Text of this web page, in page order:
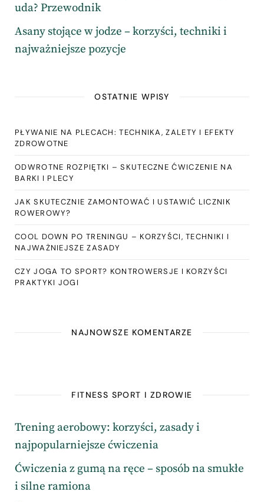
uda? Przewodnik
Asany stojące w jodze – korzyści, techniki i
najważniejsze pozycje
OSTATNIE WPISY
PŁYWANIE NA PLECACH: TECHNIKA, ZALETY I EFEKTY
ZDROWOTNE
ODWROTNE ROZPIĘTKI – SKUTECZNE ĆWICZENIE NA
BARKI I PLECY
JAK SKUTECZNIE ZAMONTOWAĆ I USTAWIĆ LICZNIK
ROWEROWY?
COOL DOWN PO TRENINGU – KORZYŚCI, TECHNIKI I
NAJWAŻNIEJSZE ZASADY
CZY JOGA TO SPORT? KONTROWERSJE I KORZYŚCI
PRAKTYKI JOGI
NAJNOWSZE KOMENTARZE
FITNESS SPORT I ZDROWIE
Trening aerobowy: korzyści, zasady i
najpopularniejsze ćwiczenia
Ćwiczenia z gumą na ręce – sposób na smukłe
i silne ramiona